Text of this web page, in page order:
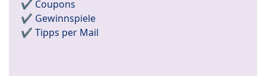
✔️ Coupons
✔️ Gewinnspiele
✔️ Tipps per Mail